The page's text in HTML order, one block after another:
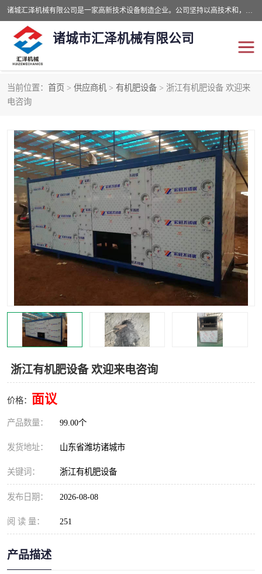
诸城汇泽机械有限公司是一家高新技术设备制造企业。公司坚持以高技术和，高服务于用户，以的环保机械制造设备赢的用户的信赖。现在主要生产死亡畜禽无害化处理和立式和卧式有机肥设备，搅拌机，烘干机，高温发酵机等。污水处理设备，固液分离机。气浮机，化制机等。公司秉承品质，用户至上，科技创新的经营理。
诸城市汇泽机械有限公司
当前位置： 首页 > 供应商机 > 有机肥设备 > 浙江有机肥设备 欢迎来
电咨询
浙江有机肥设备 欢迎来电咨询
价格： 面议
产品数量： 99.00个
发货地址： 山东省潍坊诸城市
关键词： 浙江有机肥设备
发布日期： 2026-08-08
阅 读 量： 251
产品描述
发酵设备
鸡粪发酵机 有机肥设备
纳米膜好氧发酵堆肥机 粪污烘干酶体机
膜式堆肥机 纳米膜发酵
膜式发酵仓 分子膜堆肥仓
分子膜发酵堆肥设备